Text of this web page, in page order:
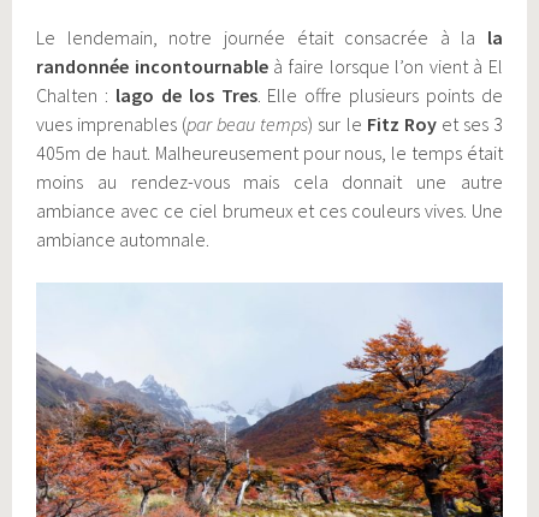
Le lendemain, notre journée était consacrée à la la
randonnée incontournableà faire lorsque l’on vient à El
Chalten : lago de los Tres. Elle offre plusieurs points de
vues imprenables (par beau temps) sur le Fitz Roy et ses 3
405m de haut. Malheureusement pour nous, le temps était
moins au rendez-vous mais cela donnait une autre
ambiance avec ce ciel brumeux et ces couleurs vives. Une
ambiance automnale.